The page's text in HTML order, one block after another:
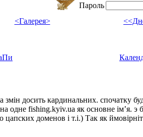
Пароль
<Галерея>
змін досить кардинальних. спочатку
одне fishing.kyiv.ua як основне імʼя. э
доменов і т.і.) Так як